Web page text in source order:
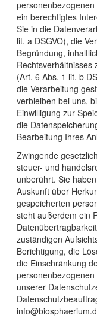
ein berechtigtes
Sie in die
lit. a DSGVO), die
Begründung,
Rechtsverhältnisses
(Art. 6 Abs. 1 lit. b
die Verarbeitung
verbleiben bei uns,
Einwilligung zur
die
Bearbeitung Ihres
Zwingende
steuer- und
unberührt. Sie
Auskunft über
gespeicherten
steht außerdem ein
zuständigen
Berichtigung, die
die Einschränkung
unserer